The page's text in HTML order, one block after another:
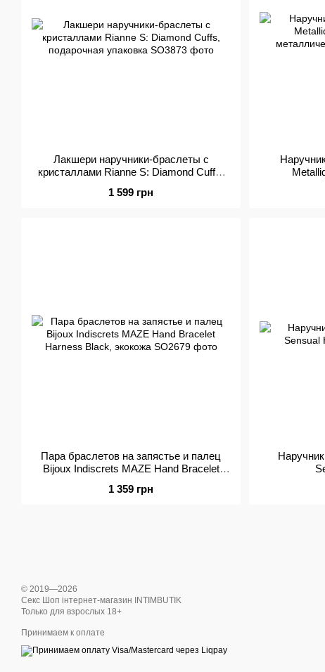
Лакшери наручники-браслеты с
кристаллами Rianne S: Diamond Cuffs,
1 599 грн
Пара браслетов на запястье и палец
Bijoux Indiscrets MAZE Hand Bracelet
1 359 грн
© 2019—2026
Секс Шоп інтернет-магазин INTIMBUTIK
Только для взрослых 18+
Принимаем к оплате